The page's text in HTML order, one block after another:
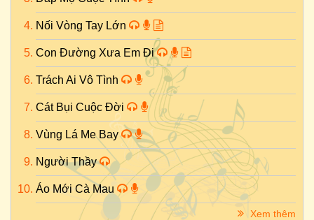
Nối Vòng Tay Lớn
Con Đường Xưa Em Đi
Trách Ai Vô Tình
Cát Bụi Cuộc Đời
Vùng Lá Me Bay
Người Thầy
Áo Mới Cà Mau
Xem thêm